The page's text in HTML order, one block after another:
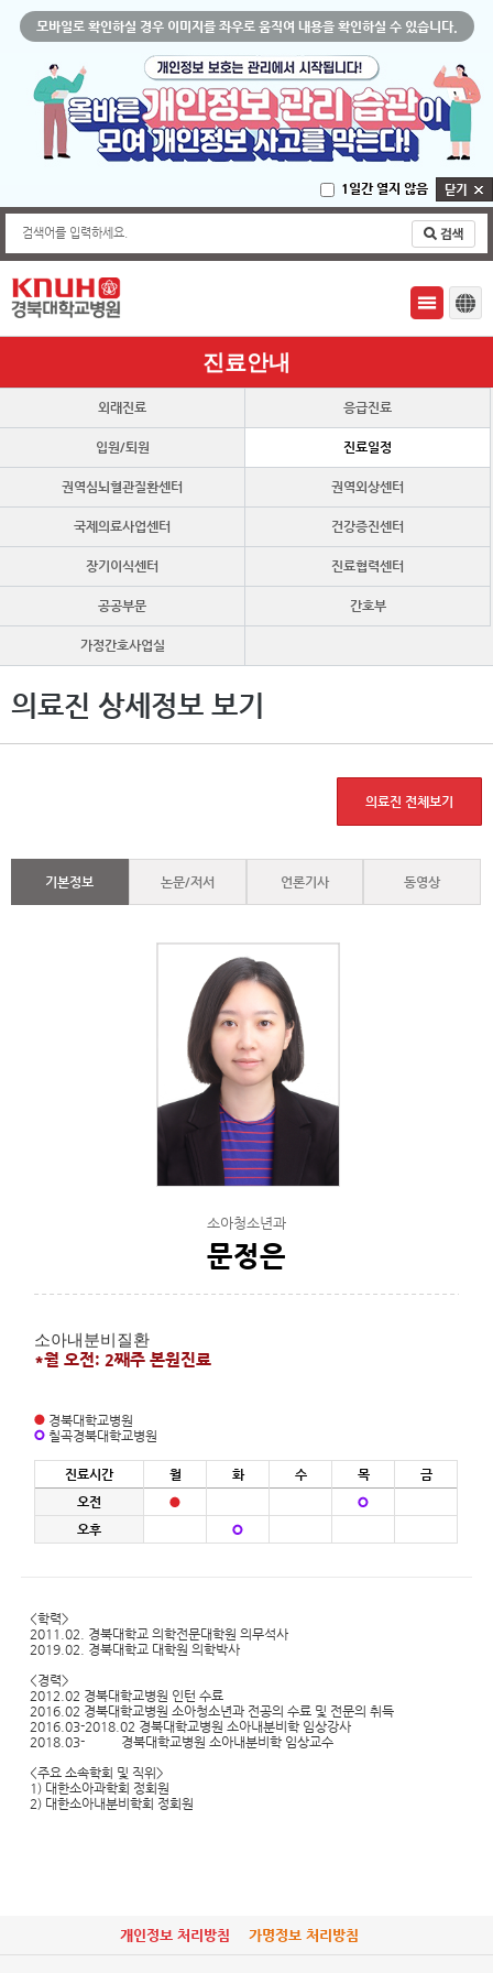
모바일로 확인하실 경우 이미지를 좌우로 움직여 내용을 확인하실 수 있습니다.
1일간 열지 않음
검색어를 입력하세요.
진료안내
외래진료 응급진료
입원/퇴원 진료일정
권역심뇌혈관질환센터 권역외상센터
국제의료사업센터 건강증진센터
장기이식센터 진료협력센터
공공부문 간호부
가정간호사업실
의료진 상세정보 보기
의료진 전체보기
기본정보 논문/저서 언론기사 동영상
소아청소년과
문정은
소아내분비질환
*월 오전: 2째주 본원진료
경북대학교병원
칠곡경북대학교병원
진료시간 월 화 수 목
금
오전
오후
<학력>
2011.02. 경북대학교 의학전문대학원 의무석사
2019.02. 경북대학교 대학원 의학박사
<경력>
2012.02 경북대학교병원 인턴 수료
2016.02 경북대학교병원 소아청소년과 전공의 수료 및 전문의 취득
2016.03-2018.02 경북대학교병원 소아내분비학 임상강사
2018.03- 경북대학교병원 소아내분비학 임상교수
<주요 소속학회 및 직위>
1) 대한소아과학회 정회원
2) 대한소아내분비학회 정회원
개인정보 처리방침 가명정보 처리방침